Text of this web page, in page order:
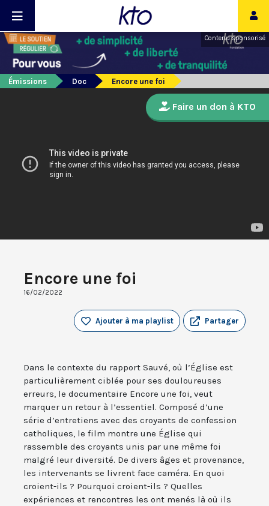
Contenu sponsorisé
Émissions Doc Encore une foi
Encore une foi
16/02/2022
Partager
Ajouter à ma playlist
Dans le contexte du rapport Sauvé, où l’Église est
particulièrement ciblée pour ses douloureuses
erreurs, le documentaire Encore une foi, veut
marquer un retour à l’essentiel. Composé d’une
série d’entretiens avec des croyants de confession
catholiques, le film montre une Église qui
rassemble des croyants unis par une même foi
malgré leur diversité. De divers âges et provenance,
les intervenants se livrent face caméra. En quoi
croient-ils ? Pourquoi croient-ils ? Quelles
expériences et rencontres les ont menés là où ils
Faire un don à KTO